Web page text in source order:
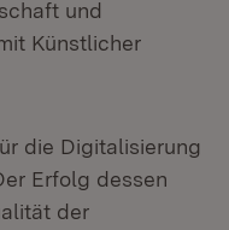
und
Künstlicher
die Digitalisierung
Erfolg dessen
der